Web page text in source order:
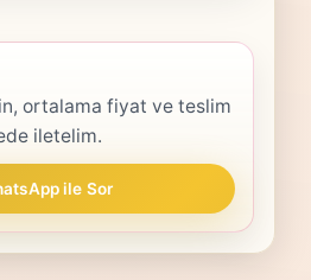
ortalama fiyat ve teslim
iletelim.
ile Sor